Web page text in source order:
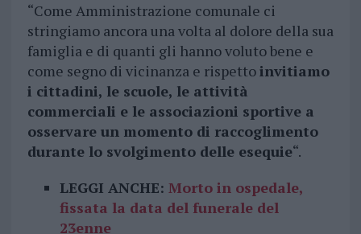
“Come Amministrazione comunale ci
stringiamo ancora una volta al dolore della sua
famiglia e di quanti gli hanno voluto bene e
come segno di vicinanza e rispettoinvitiamo
i cittadini, le scuole, le attività
commerciali e le associazioni sportive a
osservare un momento di raccoglimento
durante lo svolgimento delle esequie“.
LEGGI ANCHE: Morto in ospedale,
fissata la data del funerale del
23enne